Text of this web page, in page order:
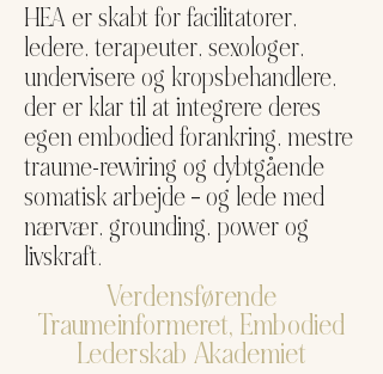
HEA er skabt for facilitatorer,
ledere, terapeuter, sexologer,
undervisere og kropsbehandlere,
der er klar til at integrere deres
egen embodied forankring, mestre
traume-rewiring og dybtgående
somatisk arbejde – og lede med
nærvær, grounding, power og
livskraft.
Verdensførende
Traumeinformeret, Embodied
Lederskab Akademiet